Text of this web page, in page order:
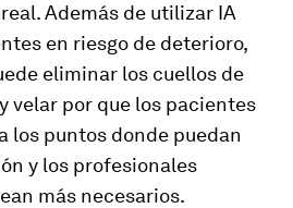
Además de utilizar IA
en riesgo de deterioro,
eliminar los cuellos de
velar por que los pacientes
los puntos donde puedan
y los profesionales
más necesarios.